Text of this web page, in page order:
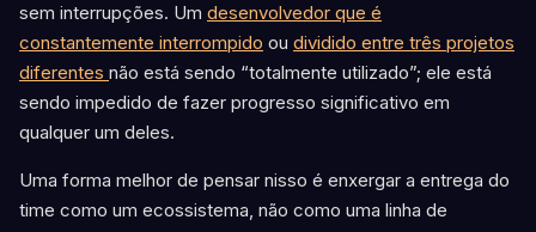
sem interrupções. Um desenvolvedor que é
constantemente interrompido ou dividido entre três projetos
diferentes não está sendo “totalmente utilizado”; ele está
sendo impedido de fazer progresso significativo em
qualquer um deles.
Uma forma melhor de pensar nisso é enxergar a entrega do
time como um ecossistema, não como uma linha de